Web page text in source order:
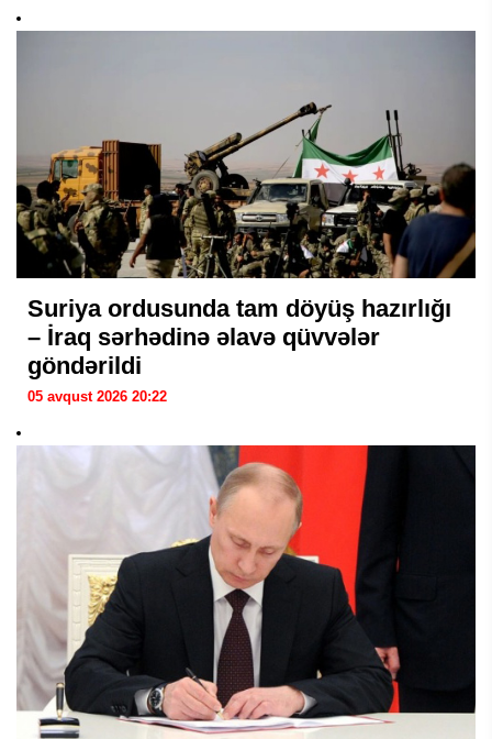
Suriya ordusunda tam döyüş hazırlığı
– İraq sərhədinə əlavə qüvvələr
göndərildi
05 avqust 2026 20:22